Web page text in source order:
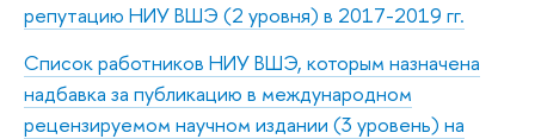
репутацию НИУ ВШЭ (2 уровня) в 2017-2019 гг.
Список работников НИУ ВШЭ, которым назначена
надбавка за публикацию в международном
рецензируемом научном издании (3 уровень) на